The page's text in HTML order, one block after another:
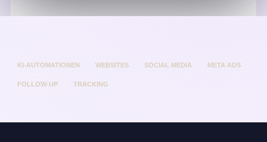
KI-AUTOMATIONEN WEBSITES SOCIAL MEDIA META ADS
FOLLOW-UP TRACKING